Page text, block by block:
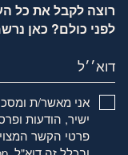
רוצה לקבל את כל
לפני כולם? כאן
דוא׳׳ל
אני מאשר/ת
ישיר, הודעות
פרטי הקשר